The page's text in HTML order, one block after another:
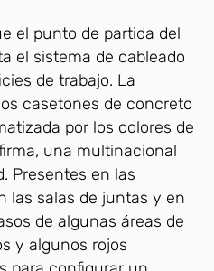
el punto de partida del
el sistema de cableado
de trabajo. La
casetones de concreto
por los colores de
una multinacional
Presentes en las
las salas de juntas y en
de algunas áreas de
y algunos rojos